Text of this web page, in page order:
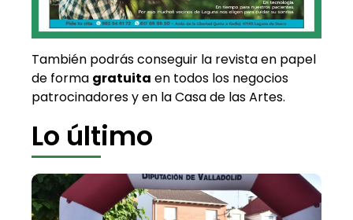
También podrás conseguir la revista en papel
de forma gratuita en todos los negocios
patrocinadores y en la Casa de las Artes.
Lo último